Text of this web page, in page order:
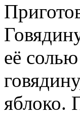
её
яблоко.